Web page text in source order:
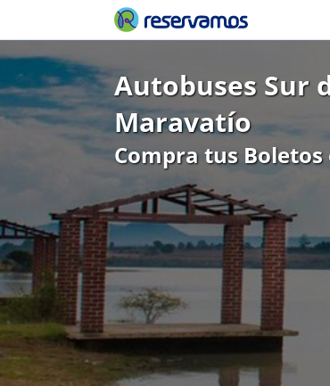
Autobuses Sur
Maravatío
Compra tus